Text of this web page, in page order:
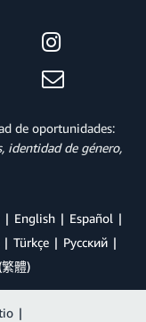
de oportunidades:
identidad de género,
English
Español
Türkçe
Ρусский
體)
|